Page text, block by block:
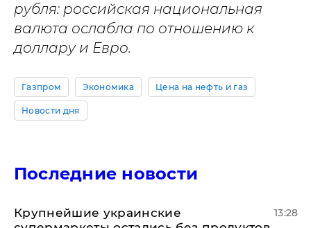
рубля: российская национальная
валюта ослабла по отношению к
доллару и Евро.
Газпром Экономика Цена на нефть и газ
Новости дня
Последние новости
Крупнейшие украинские
13:28